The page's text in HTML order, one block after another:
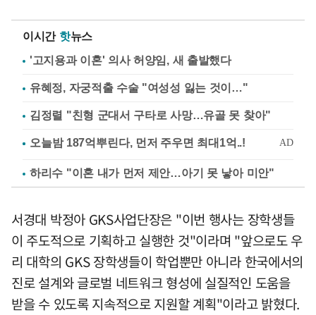
이시간 핫뉴스
'고지용과 이혼' 의사 허양임, 새 출발했다
유혜정, 자궁적출 수술 "여성성 잃는 것이…"
김정렬 "친형 군대서 구타로 사망…유골 못 찾아"
하리수 "이혼 내가 먼저 제안…아기 못 낳아 미안"
서경대 박정아 GKS사업단장은 "이번 행사는 장학생들
이 주도적으로 기획하고 실행한 것"이라며 "앞으로도 우
리 대학의 GKS 장학생들이 학업뿐만 아니라 한국에서의
진로 설계와 글로벌 네트워크 형성에 실질적인 도움을
받을 수 있도록 지속적으로 지원할 계획"이라고 밝혔다.